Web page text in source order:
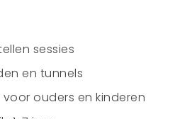
sessies
en tunnels
voor ouders en kinderen